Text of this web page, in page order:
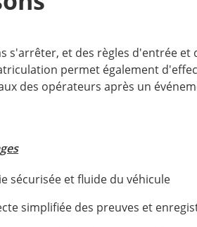
s'arrêter, et des règles d'entrée
permet également
des opérateurs après un
sécurisée et fluide du véhicule
simplifiée des preuves et